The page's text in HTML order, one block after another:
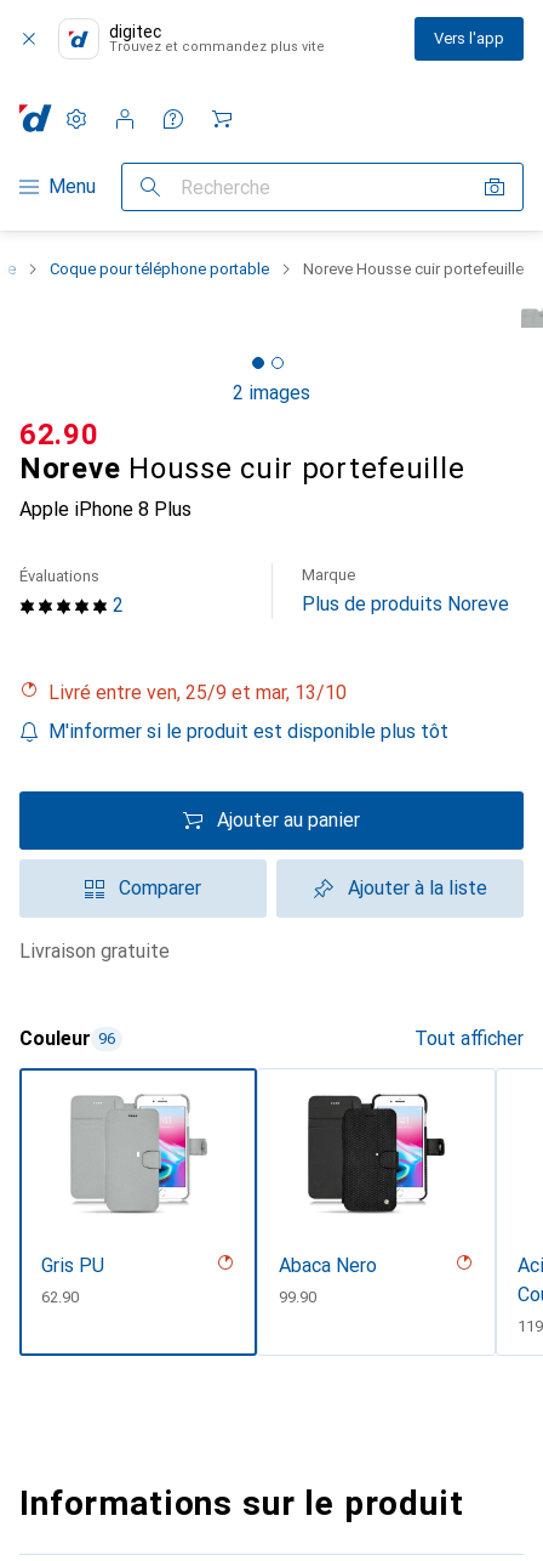
digitec
Trouvez et commandez plus vite Vers l'app
Navigation par catégorie
Menu Recherche
Paramètres
Compte client
Listes de comparaison
Listes d'envies
Panier
Coque pour téléphone portable Noreve Housse cuir portefeuille
2 images
Noreve Housse cuir portefeuille
Apple iPhone 8 Plus
CHF
62.90
2
Évaluations Marque
Plus de produits Noreve
Livré entre ven, 25/9 et mar, 13/10
M'informer si le produit est disponible plus tôt
Ajouter au panier
Comparer Ajouter à la liste
livraison gratuite
Couleur 96 Tout afficher
Gris PU
CHF
62.90
Abaca Nero
CHF
99.90
Informations sur le produit